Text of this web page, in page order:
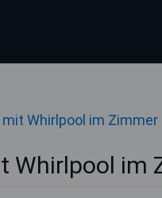
Whirlpool im Zimmer
Whirlpool im